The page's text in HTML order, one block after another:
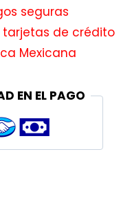
seguras
tarjetas de crédito
Mexicana
EN EL PAGO